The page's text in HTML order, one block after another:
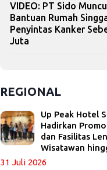
VIDEO: PT Sido
Bantuan Rumah
Penyintas Kanker
Juta
REGIONAL
Up Peak Hotel
Hadirkan
dan Fasilitas
Wisatawan
31 Juli 2026